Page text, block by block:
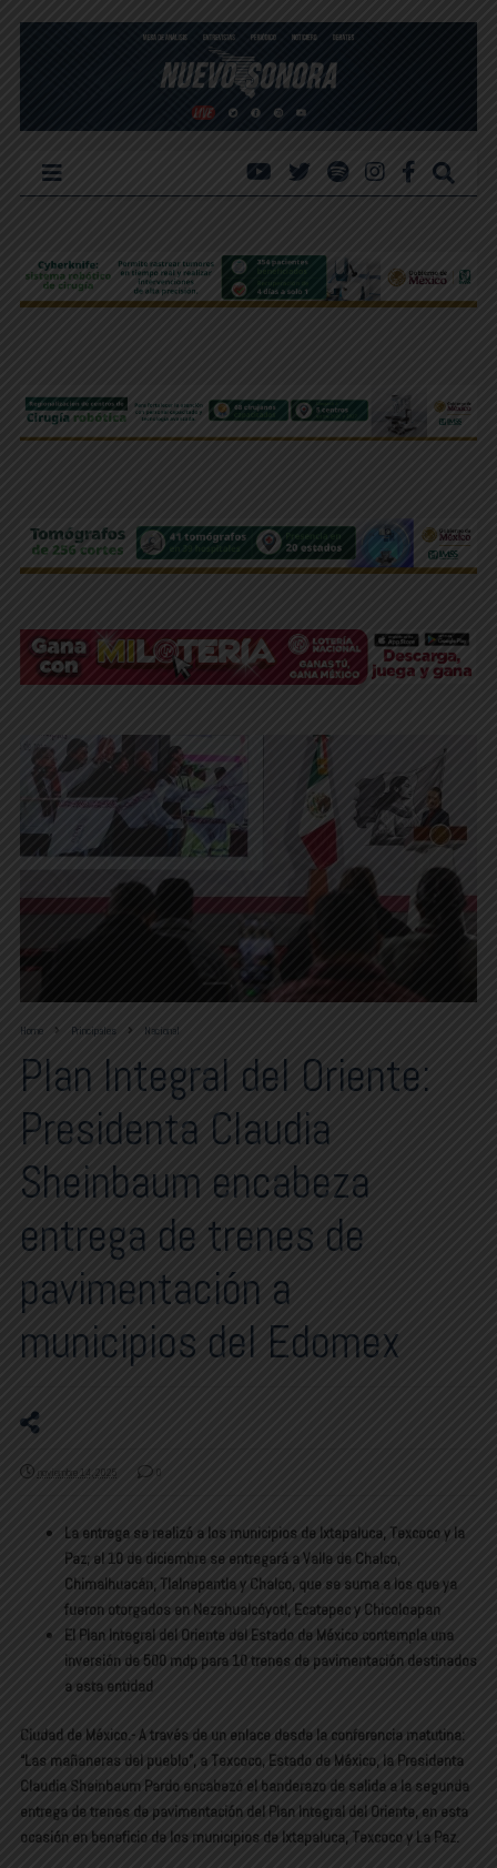
Home Principales Nacional
Plan Integral del Oriente:
Presidenta Claudia
Sheinbaum encabeza
entrega de trenes de
pavimentación a
municipios del Edomex
noviembre 14, 2025 0
La entrega se realizó a los municipios de Ixtapaluca, Texcoco y la
Paz; el 10 de diciembre se entregará a Valle de Chalco,
Chimalhuacán, Tlalnepantla y Chalco, que se suma a los que ya
fueron otorgados en Nezahualcóyotl, Ecatepec y Chicoloapan
El Plan Integral del Oriente del Estado de México contempla una
inversión de 500 mdp para 10 trenes de pavimentación destinados
a esta entidad
Ciudad de México.- A través de un enlace desde la conferencia matutina:
“Las mañaneras del pueblo”, a Texcoco, Estado de México, la Presidenta
Claudia Sheinbaum Pardo encabezó el banderazo de salida a la segunda
entrega de trenes de pavimentación del Plan Integral del Oriente, en esta
ocasión en beneficio de los municipios de Ixtapaluca, Texcoco y La Paz.